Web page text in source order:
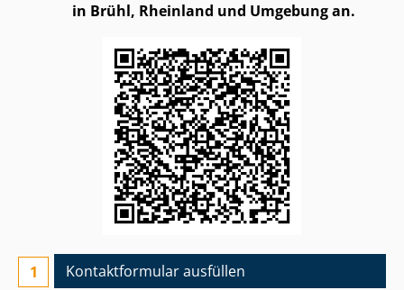
in Brühl, Rheinland und Umgebung an.
Kontaktformular ausfüllen